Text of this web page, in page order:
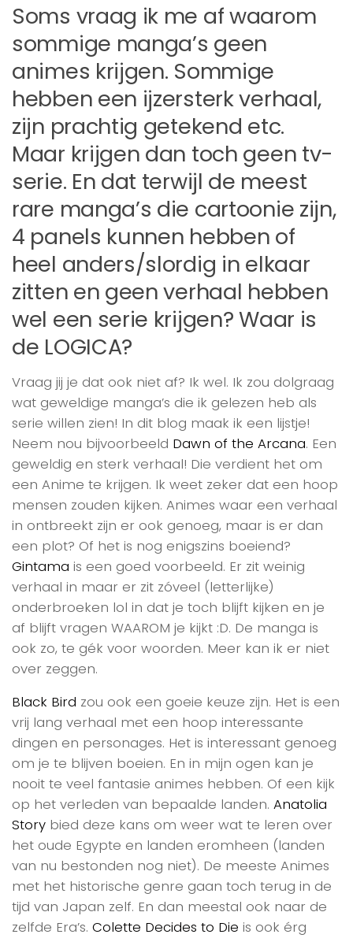
Soms vraag ik me af waarom
sommige manga’s geen
animes krijgen. Sommige
hebben een ijzersterk verhaal,
zijn prachtig getekend etc.
Maar krijgen dan toch geen tv-
serie. En dat terwijl de meest
rare manga’s die cartoonie zijn,
4 panels kunnen hebben of
heel anders/slordig in elkaar
zitten en geen verhaal hebben
wel een serie krijgen? Waar is
de LOGICA?
Vraag jij je dat ook niet af? Ik wel. Ik zou dolgraag
wat geweldige manga’s die ik gelezen heb als
serie willen zien! In dit blog maak ik een lijstje!
Neem nou bijvoorbeeld Dawn of the Arcana. Een
geweldig en sterk verhaal! Die verdient het om
een Anime te krijgen. Ik weet zeker dat een hoop
mensen zouden kijken. Animes waar een verhaal
in ontbreekt zijn er ook genoeg, maar is er dan
een plot? Of het is nog enigszins boeiend?
Gintama is een goed voorbeeld. Er zit weinig
verhaal in maar er zit zóveel (letterlijke)
onderbroeken lol in dat je toch blijft kijken en je
af blijft vragen WAAROM je kijkt :D. De manga is
ook zo, te gék voor woorden. Meer kan ik er niet
over zeggen.
Black Bird zou ook een goeie keuze zijn. Het is een
vrij lang verhaal met een hoop interessante
dingen en personages. Het is interessant genoeg
om je te blijven boeien. En in mijn ogen kan je
nooit te veel fantasie animes hebben. Of een kijk
op het verleden van bepaalde landen. Anatolia
Story bied deze kans om weer wat te leren over
het oude Egypte en landen eromheen (landen
van nu bestonden nog niet). De meeste Animes
met het historische genre gaan toch terug in de
tijd van Japan zelf. En dan meestal ook naar de
zelfde Era’s. Colette Decides to Die is ook érg